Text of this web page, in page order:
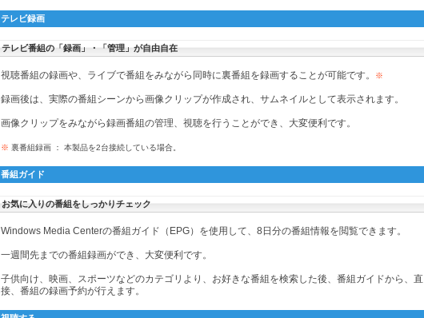
テレビ録画
テレビ番組の「録画」・「管理」が自由自在
視聴番組の録画や、ライブで番組をみながら同時に裏番組を録画することが可能です。 ※
録画後は、実際の番組シーンから画像クリップが作成され、サムネイルとして表示されます。
画像クリップをみながら録画番組の管理、視聴を行うことができ、大変便利です。
※ 裏番組録画 ： 本製品を2台接続している場合。
番組ガイド
お気に入りの番組をしっかりチェック
Windows Media Centerの番組ガイド（EPG）を使用して、8日分の番組情報を閲覧できます。
一週間先までの番組録画ができ、大変便利です。
子供向け、映画、スポーツなどのカテゴリより、お好きな番組を検索した後、番組ガイドから、直
接、番組の録画予約が行えます。